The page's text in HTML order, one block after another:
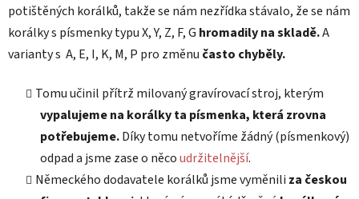
potištěných korálků, takže se nám nezřídka stávalo, že se nám
korálky s písmenky typu X, Y, Z, F, G hromadily na skladě.A
varianty s A, E, I, K, M, P pro změnu často chyběly.
Tomu učinil přítrž milovaný gravírovací stroj, kterým
vypalujeme na korálky ta písmenka, která zrovna
potřebujeme.Díky tomu netvoříme žádný (písmenkový)
odpad a jsme zase o něcoudržitelnější.
Německého dodavatele korálků jsme vyměnili za českou